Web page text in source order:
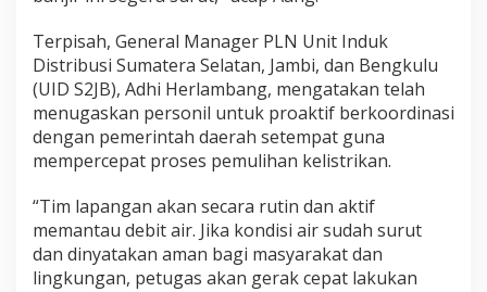
Terpisah, General Manager PLN Unit Induk
Distribusi Sumatera Selatan, Jambi, dan Bengkulu
(UID S2JB), Adhi Herlambang, mengatakan telah
menugaskan personil untuk proaktif berkoordinasi
dengan pemerintah daerah setempat guna
mempercepat proses pemulihan kelistrikan.
“Tim lapangan akan secara rutin dan aktif
memantau debit air. Jika kondisi air sudah surut
dan dinyatakan aman bagi masyarakat dan
lingkungan, petugas akan gerak cepat lakukan